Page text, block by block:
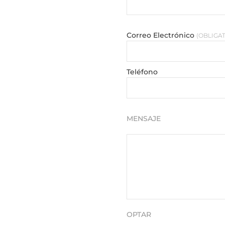
Correo Electrónico
Teléfono
MENSAJE
OPTAR